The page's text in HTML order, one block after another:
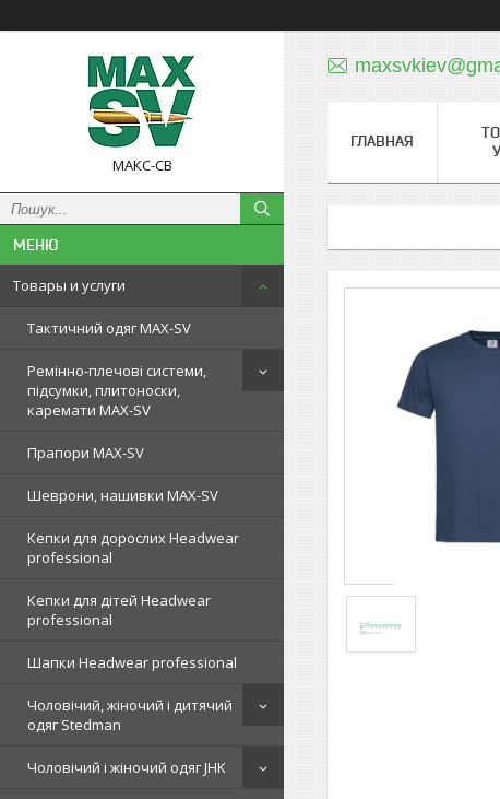
МАКС-СВ
Товары и услуги
Тактичний одяг MAX-SV
Ремінно-плечові системи,
підсумки, плитоноски,
каремати MAX-SV
Прапори MAX-SV
Шеврони, нашивки MAX-SV
Кепки для дорослих Headwear
professional
Кепки для дітей Headwear
professional
Шапки Headwear professional
Чоловічий, жіночий і дитячий
одяг Stedman
Чоловічий і жіночий одяг JHK
ГЛАВНАЯ